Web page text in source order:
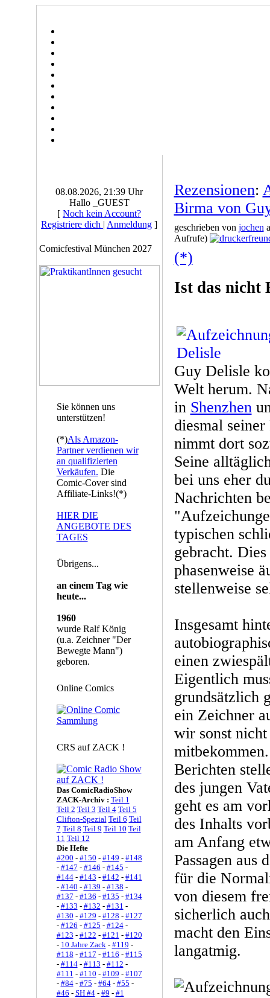
08.08.2026, 21:39 Uhr
Hallo _GUEST
[ Noch kein Account?
Registriere dich | Anmeldung ]
Comicfestival München 2027
Sie können uns
unterstützen!
(*)Als Amazon-
Partner verdienen wir
an qualifizierten
Verkäufen. Die
Comic-Cover sind
Affiliate-Links!(*)
HIER DIE
ANGEBOTE DES
TAGES
Übrigens...
an einem Tag wie
heute...
1960
wurde Ralf König
(u.a. Zeichner "Der
Bewegte Mann")
geboren.
Online Comics
CRS auf ZACK !
Das ComicRadioShow
ZACK-Archiv : Teil 1
Teil 2 Teil 3 Teil 4 Teil 5
Clifton-Spezial Teil 6 Teil
7 Teil 8 Teil 9 Teil 10 Teil
11 Teil 12
Die Hefte
#200 - #150 - #149 - #148
- #147 - #146 - #145 -
#144- #143 - #142 - #141
- #140 - #139 - #138 -
#137 - #136 - #135 - #134
- #133 - #132 - #131 -
#130 - #129 - #128 - #127
- #126 - #125 - #124-
#123 - #122 - #121 - #120
- 10 Jahre Zack- #119 -
#118 - #117 - #116 - #115
- #114- #113 - #112 -
#111 - #110 - #109 - #107
- #84- #75 - #64- #55 -
#46 - SH #4- #9 - #1
Rezensionen:
Birma von
geschrieben von jochen
Aufrufe)
(*)
Ist das nicht
Guy Delisle
Welt herum.
in Shenzhen
diesmal
nimmt dort
Seine
bei uns eher
Nachrichten
typischen
gebracht.
phasenweise
stellenweise
Insgesamt
einen
Eigentlich
grundsätzlich
ein Zeichner
wir sonst
Berichten
des jungen
geht es am
des Inhalts
am Anfang
Passagen aus
für die
von diesem
sicherlich
macht den
langatmig.